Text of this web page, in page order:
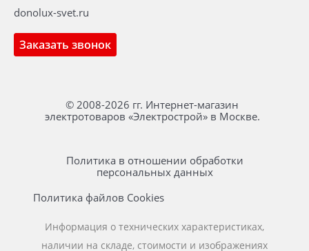
Заказать звонок
donolux-svet.ru
© 2008-2026 гг. Интернет-магазин
электротоваров «Электрострой» в Москве.
Политика в отношении обработки
персональных данных
Политика файлов Cookies
Информация о технических характеристиках,
наличии на складе, стоимости и изображениях